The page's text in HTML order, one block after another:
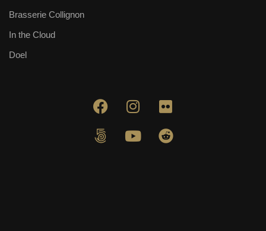
Brasserie Collignon
In the Cloud
Doel